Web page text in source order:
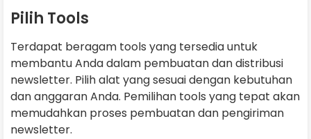
Pilih Tools
Terdapat beragam tools yang tersedia untuk
membantu Anda dalam pembuatan dan distribusi
newsletter. Pilih alat yang sesuai dengan kebutuhan
dan anggaran Anda. Pemilihan tools yang tepat akan
memudahkan proses pembuatan dan pengiriman
newsletter.